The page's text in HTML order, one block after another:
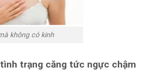
không có kinh
trạng căng tức ngực chậm